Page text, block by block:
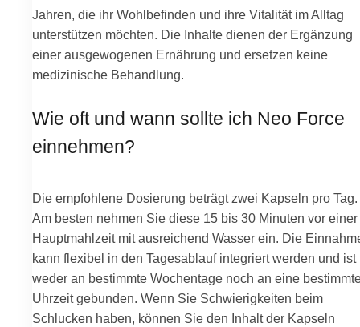
Jahren, die ihr Wohlbefinden und ihre Vitalität im Alltag
unterstützen möchten. Die Inhalte dienen der Ergänzung
einer ausgewogenen Ernährung und ersetzen keine
medizinische Behandlung.
Wie oft und wann sollte ich Neo Force
einnehmen?
Die empfohlene Dosierung beträgt zwei Kapseln pro Tag.
Am besten nehmen Sie diese 15 bis 30 Minuten vor einer
Hauptmahlzeit mit ausreichend Wasser ein. Die
kann flexibel in den Tagesablauf integriert werden und ist
weder an bestimmte Wochentage noch an eine
Uhrzeit gebunden. Wenn Sie Schwierigkeiten beim
Schlucken haben, können Sie den Inhalt der Kapseln